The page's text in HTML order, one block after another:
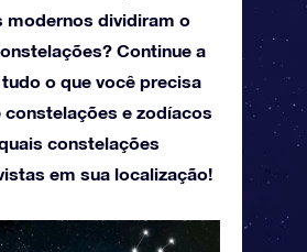
modernos dividiram o
Continue a
o que você precisa
constelações e zodíacos
constelações
em sua localização!